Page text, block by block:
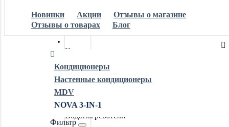
Новинки Акции
Отзывы о магазине
Отзывы о товарах
Блог
Кондиционеры
Обогреватели
Водонагреватели
Кондиционеры
Настенные кондиционеры
MDV
NOVA 3-IN-1
Фильтр